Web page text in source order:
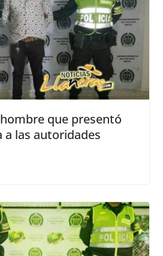
que presentó
a las autoridades